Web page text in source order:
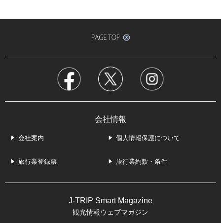
会社情報
会社案内 個人情報保護について
旅行業登録票 旅行業約款・条件
J-TRIP Smart Magazine
観光情報ウェブマガジン